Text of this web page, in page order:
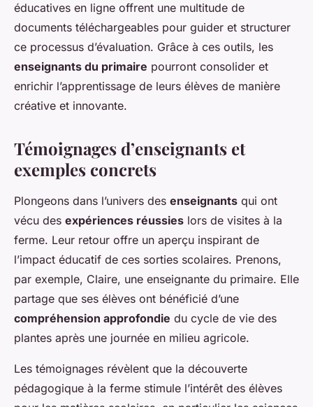
éducatives en ligne offrent une multitude de
documents téléchargeables pour guider et structurer
ce processus d’évaluation. Grâce à ces outils, les
enseignants du primaire pourront consolider et
enrichir l’apprentissage de leurs élèves de manière
créative et innovante.
Témoignages d’enseignants et
exemples concrets
Plongeons dans l’univers des enseignants qui ont
vécu des expériences réussies lors de visites à la
ferme. Leur retour offre un aperçu inspirant de
l’impact éducatif de ces sorties scolaires. Prenons,
par exemple, Claire, une enseignante du primaire. Elle
partage que ses élèves ont bénéficié d’une
compréhension approfondie du cycle de vie des
plantes après une journée en milieu agricole.
Les témoignages révèlent que la découverte
pédagogique à la ferme stimule l’intérêt des élèves